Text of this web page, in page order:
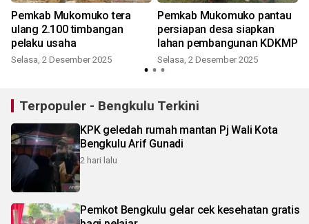
Pemkab Mukomuko tera
ulang 2.100 timbangan
pelaku usaha
Selasa, 2 Desember 2025
Pemkab Mukomuko pantau
persiapan desa siapkan
lahan pembangunan KDKMP
Selasa, 2 Desember 2025
Terpopuler - Bengkulu Terkini
KPK geledah rumah mantan Pj Wali Kota
Bengkulu Arif Gunadi
2 hari lalu
Pemkot Bengkulu gelar cek kesehatan gratis